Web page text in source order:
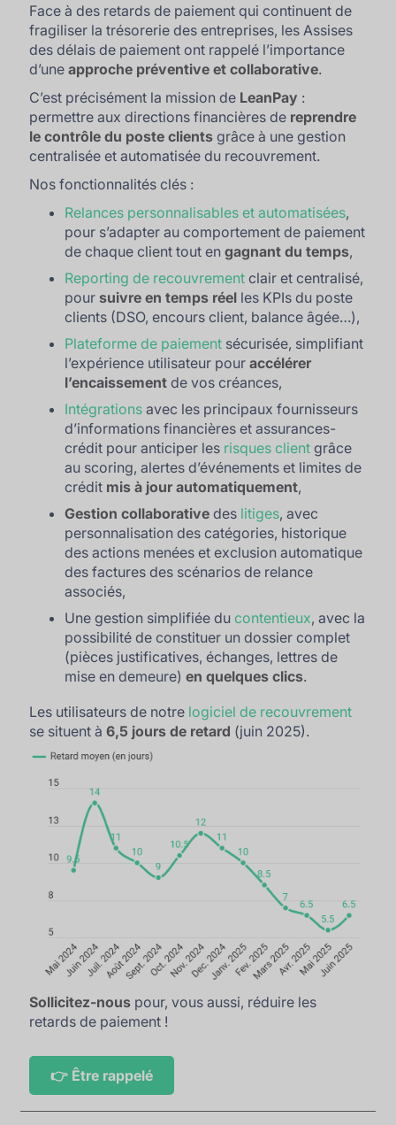
Face à des retards de paiement qui continuent de
fragiliser la trésorerie des entreprises, les Assises
des délais de paiement ont rappelé l’importance
d’uneapproche préventive et collaborative.
C’est précisément la mission de LeanPay :
permettre aux directions financières de reprendre
le contrôle du poste clients grâce à une gestion
centralisée et automatisée du recouvrement.
Nos fonctionnalités clés :
Relances personnalisables et automatisées,
pour s’adapter au comportement de paiement
de chaque client tout engagnant du temps,
Reporting de recouvrement clair et centralisé,
pour suivre en temps réel les KPIs du poste
clients (DSO, encours client, balance âgée…),
Plateforme de paiement sécurisée, simplifiant
l’expérience utilisateur pouraccélérer
l’encaissement de vos créances,
Intégrations avec les principaux fournisseurs
d’informations financières et assurances-
crédit pour anticiper les risques client grâce
au scoring, alertes d’événements et limites de
crédit mis à jour automatiquement,
Gestion collaborative des litiges, avec
personnalisation des catégories, historique
des actions menées et exclusion automatique
des factures des scénarios de relance
associés,
Une gestion simplifiée ducontentieux, avec la
possibilité de constituer un dossier complet
(pièces justificatives, échanges, lettres de
mise en demeure)en quelques clics.
Les utilisateurs de notre logiciel de recouvrement
se situent à6,5 jours de retard (juin 2025).
Sollicitez-nous pour, vous aussi, réduire les
retards de paiement !
👉 Être rappelé